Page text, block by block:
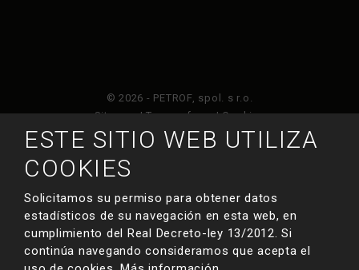
© 2026 - PETROF, spol. s r.o.
Sitemap|Terms of use|Cookies
y está sujeto a la política de privacidad de
HECHO POR
ESTE SITIO WEB UTILIZA
COOKIES
Solicitamos su permiso para obtener datos
estadísticos de su navegación en esta web, en
cumplimiento del Real Decreto-ley 13/2012. Si
continúa navegando consideramos que acepta el